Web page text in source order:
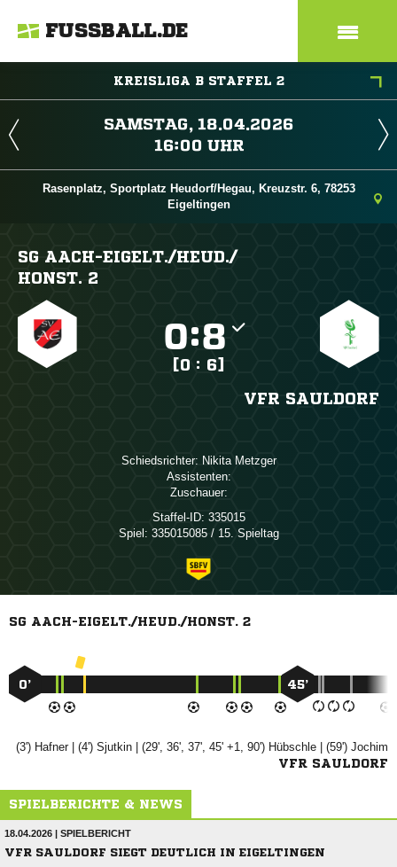
FUSSBALL.DE
KREISLIGA B STAFFEL 2
 
 
Rasenplatz, Sportplatz Heudorf/Hegau, Kreuzstr. 6, 78253
Eigeltingen
SG AACH-EIGELT./​HEUD./​
HONST. 2
:
[0 : 6]
VFR SAULDORF
Schiedsrichter:  
Assistenten:
Zuschauer:
Staffel-ID: 335015
Spiel: 335015085 / 15. Spieltag
SG AACH-EIGELT./HEUD./HONST. 2
0’ 45’
(3') | (4')  | (29', 36', 37', 45' +1, 90')  | (59') 
VFR SAULDORF
SPIELBERICHTE & NEWS
18.04.2026 | SPIELBERICHT
VFR SAULDORF SIEGT DEUTLICH IN EIGELTINGEN